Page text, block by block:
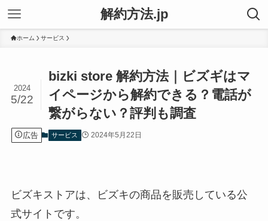
解約方法.jp
ホーム サービス
bizki store 解約方法｜ビズギはマ
イページから解約できる？電話が
繋がらない？評判も調査
2024
5/22
広告 サービス 2024年5月22日
ビズキストアは、ビズキの商品を販売している公
式サイトです。